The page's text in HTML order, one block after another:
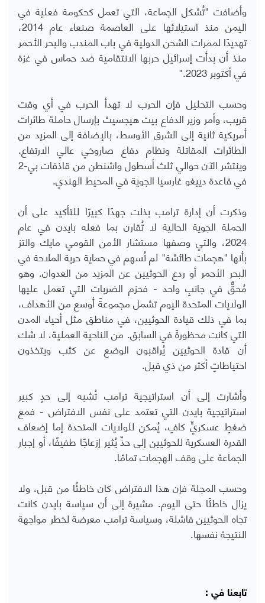
وأضافت "تُشكل الجماعة، التي تعمل كحكومة فعلية في
اليمن منذ استيلائها على العاصمة صنعاء عام 2014،
تهديدًا لممرات الشحن الدولية في باب المندب والبحر الأحمر
منذ أن بدأت إسرائيل حربها الانتقامية ضد حماس في غزة
في أكتوبر 2023."
وحسب التحليل فإن الحرب لا تهدأ الحرب في أي وقت
قريب، وأمر وزير الدفاع بيت هيجسيث بإرسال حاملة طائرات
أمريكية ثانية إلى الشرق الأوسط، بالإضافة إلى المزيد من
الطائرات المقاتلة ونظام دفاع صاروخي عالي الارتفاع.
وينتشر الآن حوالي ثلث أسطول واشنطن من قاذفات بي-2
في قاعدة دييغو غارسيا الجوية في المحيط الهندي.
وذكرت أن إدارة ترامب بذلت جهدًا كبيرًا للتأكيد على أن
الحملة الجوية الحالية لا تُقارن بما فعله بايدن في عام
2024، والتي وصفها مستشار الأمن القومي مايك والتز
بأنها "هجمات طائشة" لم تُسهم في حماية حرية الملاحة في
البحر الأحمر أو ردع الحوثيين عن المزيد من العدوان. وهو
مُحقٌّ في جانبٍ واحد - فحزم الضربات التي تعمل عليها
الولايات المتحدة اليوم تشمل مجموعةً أوسع من الأهداف،
بما في ذلك قيادة الحوثيين، في مناطق مثل أحياء المدن
التي كانت محظورةً في السابق. من الناحية العملية، لا شك
أن قادة الحوثيين يُراقبون الوضع عن كثب ويتخذون
احتياطاتٍ أكثر من ذي قبل.
وأشارت إلى أن استراتيجية ترامب تُشبه إلى حدٍ كبير
استراتيجية بايدن التي تعتمد على نفس الافتراض - فمع
ضغطٍ عسكريٍّ كافٍ، يُمكن للولايات المتحدة إما إضعاف
القدرة العسكرية للحوثيين إلى حدٍّ يُثير إزعاجًا طفيفًا، أو إجبار
الجماعة على وقف الهجمات تمامًا.
وحسب المجلة فإن هذا الافتراض كان خاطئًا من قبل، ولا
يزال خاطئًا حتى اليوم. مشيرة إلى أن سياسة بايدن كانت
تجاه الحوثيين فاشلة، وسياسة ترامب معرضة لخطر مواجهة
النتيجة نفسها.
تابعنا في :